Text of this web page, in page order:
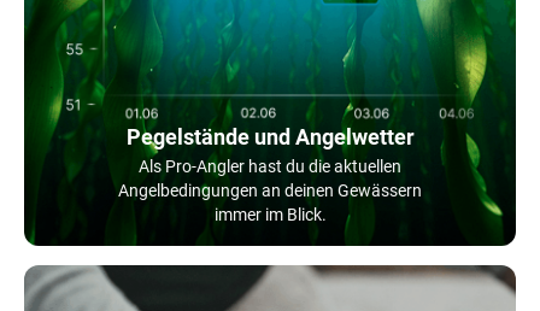
Pegelstände und Angelwetter
Als Pro-Angler hast du die aktuellen
Angelbedingungen an deinen Gewässern
immer im Blick.